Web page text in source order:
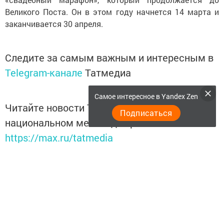
Великого Поста. Он в этом году начнется 14 марта и
заканчивается 30 апреля.
Следите за самым важным и интересным в
Telegram-канале Татмедиа
Читайте новости Татарстана в
национальном мессенджере MАХ:
https://max.ru/tatmedia
Самое интересное в Yandex Zen
Подписаться